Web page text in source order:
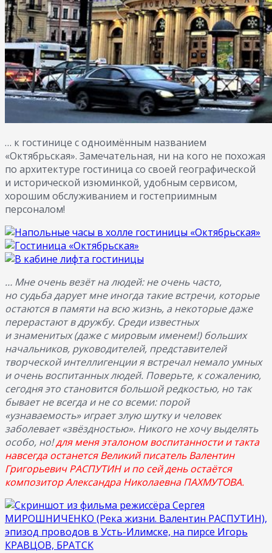
… к гостинице с одноимённым названием
«Октябрьская». Замечательная, ни на кого не похожая
по архитектуре гостиница со своей географической
и исторической изюминкой, удобным сервисом,
хорошим обслуживанием и гостеприимным
персоналом!
… Мне очень везёт на людей: не очень часто,
но судьба дарует мне иногда такие встречи, которые
остаются в памяти на всю жизнь, а некоторые даже
перерастают в дружбу. Среди известных
и знаменитых (даже с мировым именем!) больших
начальников, руководителей, представителей
творческой интеллигенции я встречал немало умных
и очень воспитанных людей. Поверьте, к сожалению,
сегодня это становится большой редкостью, но так
бывает не всегда и не со всеми: порой
«узнаваемость» играет злую шутку и человек
заболевает «звёздностью». Никого не хочу выделять
особо, но!для меня эталоном воспитанности и такта
навсегда останется Великий писатель Валентин
Григорьевич РАСПУТИН и по сей день остаётся
композитор Александра Николаевна ПАХМУТОВА.